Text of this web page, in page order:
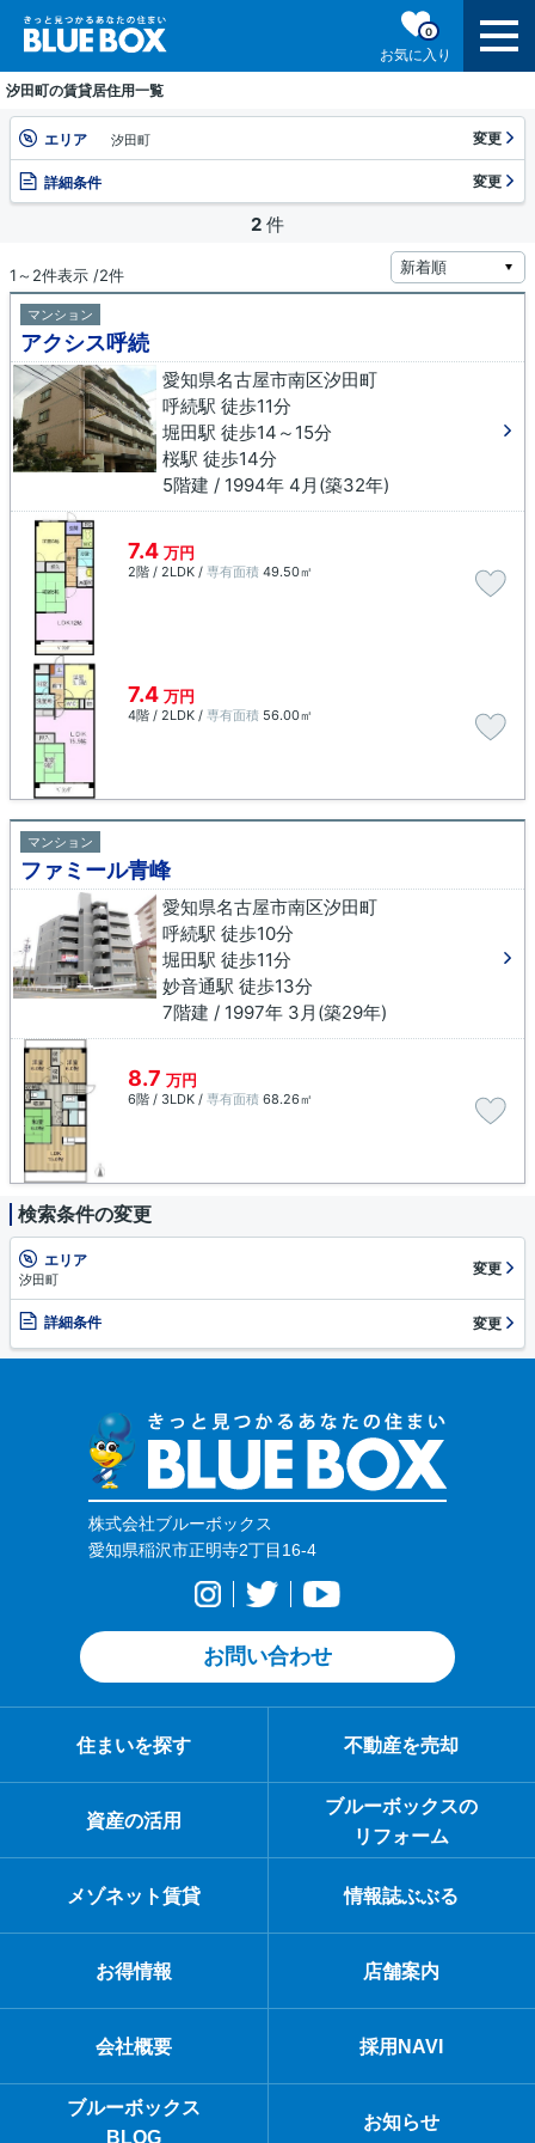
お気に入り
0
汐田町の賃貸居住用一覧
エリア 汐田町 変更
詳細条件 変更
2 件
1～2件表示 /2件
マンション
アクシス呼続
愛知県名古屋市南区汐田町
呼続駅 徒歩11分
堀田駅 徒歩14～15分
桜駅 徒歩14分
5階建 / 1994年 4月(築32年)
7.4 万円
2階 / 2LDK / 専有面積 49.50㎡
7.4 万円
4階 / 2LDK / 専有面積 56.00㎡
マンション
ファミール青峰
愛知県名古屋市南区汐田町
呼続駅 徒歩10分
堀田駅 徒歩11分
妙音通駅 徒歩13分
7階建 / 1997年 3月(築29年)
8.7 万円
6階 / 3LDK / 専有面積 68.26㎡
検索条件の変更
エリア
汐田町
変更
詳細条件 変更
株式会社ブルーボックス
愛知県稲沢市正明寺2丁目16-4
お問い合わせ
住まいを探す 不動産を売却
資産の活用
ブルーボックスの
リフォーム
メゾネット賃貸 情報誌ぶぶる
お得情報 店舗案内
会社概要 採用NAVI
ブルーボックス
BLOG
お知らせ